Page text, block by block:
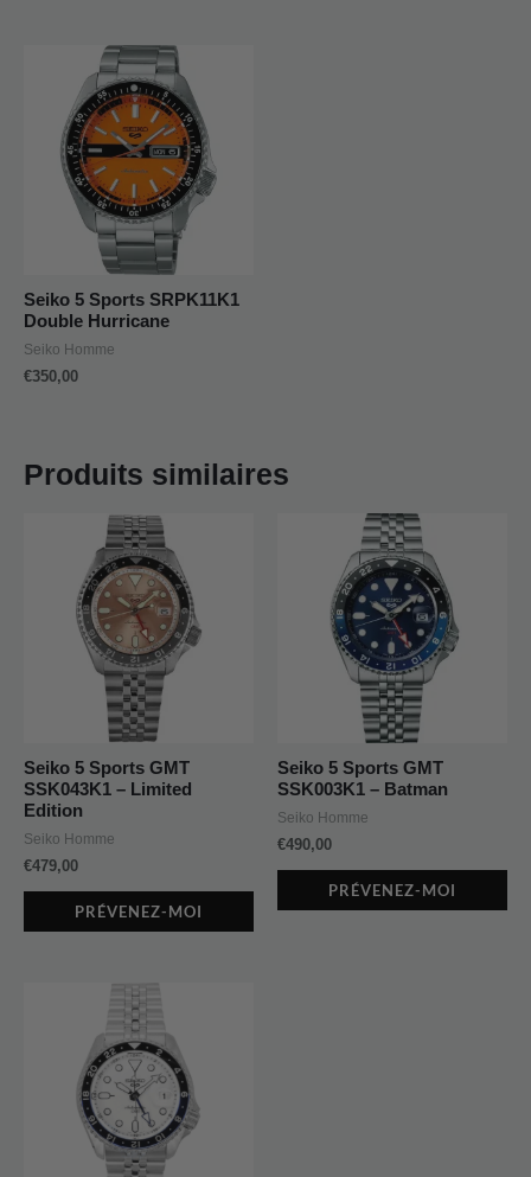
Seiko 5 Sports SRPK11K1
Double Hurricane
Seiko Homme
€350,00
Produits similaires
Seiko 5 Sports GMT
SSK043K1 – Limited
Edition
Seiko Homme
€479,00
PRÉVENEZ-MOI
Seiko 5 Sports GMT
SSK003K1 – Batman
Seiko Homme
€490,00
PRÉVENEZ-MOI